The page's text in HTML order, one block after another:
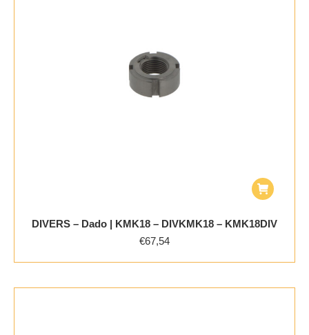
DIVERS – Dado | KMK18 – DIVKMK18 – KMK18DIV
€67,54